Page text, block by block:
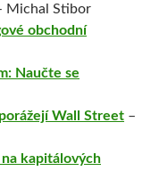
Michal Stibor
obchodní
Naučte se
Wall Street –
kapitálových